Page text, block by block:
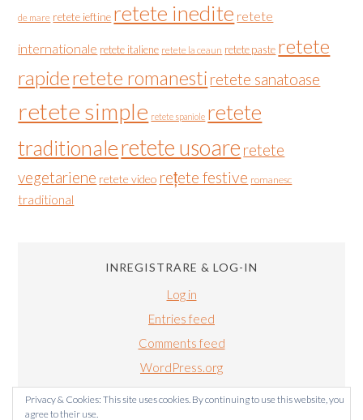
de mare retete ieftine retete inedite retete
internationale retete italiene retete la ceaun retete paste retete
rapideretete romanesti retete sanatoase
retete simple retete spaniole retete
traditionaleretete usoare retete
vegetariene retete video rețete festive romanesc
traditional
INREGISTRARE & LOG-IN
Log in
Entries feed
Comments feed
WordPress.org
Privacy & Cookies: This site uses cookies. By continuing to use this website, you
agree to their use.